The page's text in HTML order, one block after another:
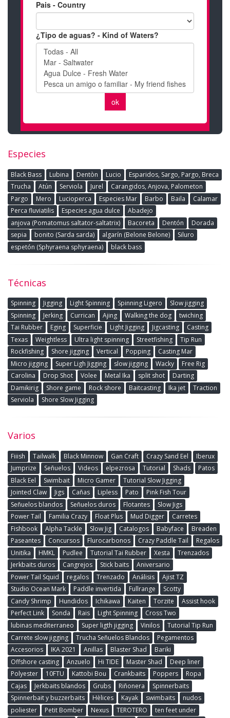
Especies
Black Bass Lubina Dentòn Lucio
Esparidos, Sargo, Pargo, Breca
Trucha
Atún Serviola Jurel
Carangidos, Anjova, Palometon
Pargo
Mero Lucioperca Especies Mar Barbo Baila
Calamar
Perca fluviatilis
Especies agua dulce
Abadejo
anjova (Pomatomus saltator-saltatrix)
Bacoreta Dentón
Dorada
sepia
bonito (Sarda sarda) algarín (Belone Belone)
Siluro
espetón (Sphyraena sphyraena)
black bass
Técnicas
Spinning Jigging Light Spinning Spinning Ligero
Slow jigging
Spinning
Jerking Currican Ajing Walking the dog
twiching
Tai Rubber
Eging Superficie Light Jigging Jigcasting
Casting
Texas
Weightless Ultra light spinning Streetfishing
Tip Run
Rockfishing
Shore jigging Vertical Popping
Casting Mar
Micro jigging
Super Ligh Jigging slow jigging Wacky
Free Rig
Carolina
Drop Shot Volee Metal Ika split shot
Darting
Damikirig
Shore game Rock shore Baitcasting Ika jet
Traction
Serviola
Shore Slow Jigging
Varios
Fiiish Tailwalk Black Minnow Gan Craft Crazy Sand Eel
Iberux
Jumprize
Señuelos Videos elpezrosa Tutorial Shads
Patos
Black Eel
Swimbait Micro Gamer
Tutorial Slow Jigging
Jointed Claw
Jigs Cañas Lipless Pato
Pink Fish Tour
Señuelos blandos
Señuelos duros Flotantes
Slow Jigs
Power Tail
Familia Crazy Float Plus Mud Digger
Carretes
Fishbook
Alpha Tackle Slow Jig Catalogos Babyface
Breaden
Paseantes
Concursos Flurocarbonos Crazy Paddle Tail
Regalos
Unitika
HMKL Pudlee Tutorial Tai Rubber Xesta
Trenzados
Jerkbaits duros
Cangrejos Stick baits
Aniversario
Power Tail Squid
regalos Trenzado Análisis
Ajist TZ
Studio Ocean Mark
Paddle invertida Fullrange
Scotty
Candy Shrimp
Hundidos Ichikawa Kaiten Torzite
Assist hook
Perfect Link
Sonda Rais Light Spinning
Cross Two
lubinas mediterraneo
Super ligth jigging Vinilos
Tutorial Tip Run
Carrete slow jigging
Trucha Señuelos Blandos
Pegamentos
Accesorios
IKA 2021 Anillas Blaster Shad
Bariki
Offshore casting
Anzuelo Hi TIDE Master Shad
Deep liner
Polyester
10FTU Kattobi Bou Crankbaits Poppers
Ropa
Cajas
Jerkbaits blandos Grubs Riñonera
Spinnerbaits
Spinnerbait y buzzerbaits
Hèlices Kayak swimbaits
nudos
poliester
Petit Bomber Nexus TEROTERO
ten feet under